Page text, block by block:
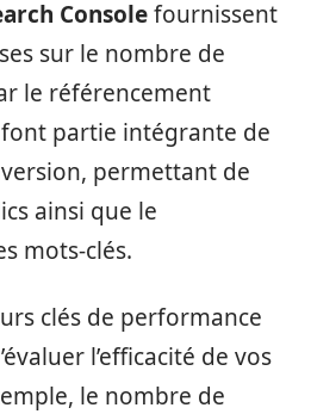
Consolefournissent
sur le nombre de
le référencement
partie intégrante de
permettant de
ainsi que le
mots-clés.
clés de performance
l’efficacité de vos
le nombre de